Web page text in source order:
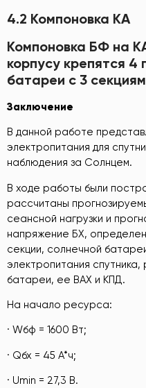
4.2 Компоновка КА
Компоновка БФ на
корпусу крепятся 4
батареи с 3
Заключение
В данной работе
электропитания для
наблюдения за Солнцем.
В ходе работы были
рассчитаны
сеансной нагрузки и
напряжение БХ,
секции, солнечной
электропитания
батареи, ее ВАХ и КПД.
На начало ресурса:
· Wбф = 1600 Вт;
· Qбх = 45 А*ч;
· Umin = 27,3 В.